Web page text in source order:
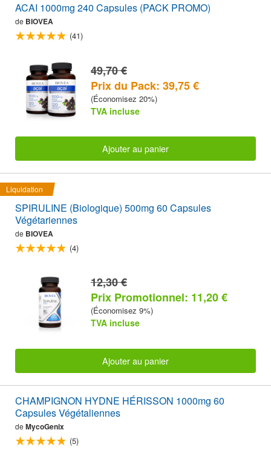
ACAI 1000mg 240 Capsules (PACK PROMO)
de BIOVEA
(41)
49,70 €
Prix du Pack: 39,75 €
(Économisez 20%)
TVA incluse
Ajouter au panier
Liquidation
SPIRULINE (Biologique) 500mg 60 Capsules
Végétariennes
de BIOVEA
(4)
12,30 €
Prix Promotionnel: 11,20 €
(Économisez 9%)
TVA incluse
Ajouter au panier
CHAMPIGNON HYDNE HÉRISSON 1000mg 60
Capsules Végétaliennes
de MycoGenix
(5)